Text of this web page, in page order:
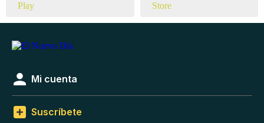
Mi cuenta
Suscríbete